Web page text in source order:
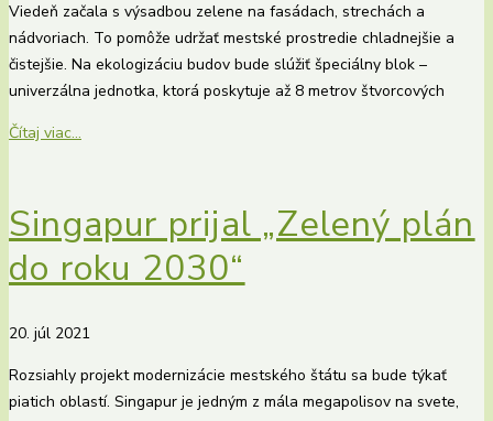
Viedeň začala s výsadbou zelene na fasádach, strechách a
nádvoriach. To pomôže udržať mestské prostredie chladnejšie a
čistejšie. Na ekologizáciu budov bude slúžiť špeciálny blok –
univerzálna jednotka, ktorá poskytuje až 8 metrov štvorcových
Čítaj viac...
Singapur prijal „Zelený plán
do roku 2030“
20. júl 2021
Rozsiahly projekt modernizácie mestského štátu sa bude týkať
piatich oblastí. Singapur je jedným z mála megapolisov na svete,